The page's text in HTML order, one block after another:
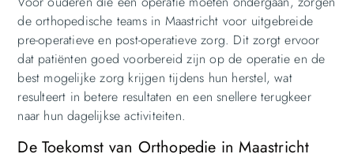
de orthopedische teams in Maastricht voor uitgebreide
pre-operatieve en post-operatieve zorg. Dit zorgt ervoor
dat patiënten goed voorbereid zijn op de operatie en de
best mogelijke zorg krijgen tijdens hun herstel, wat
resulteert in betere resultaten en een snellere terugkeer
naar hun dagelijkse activiteiten.
De Toekomst van Orthopedie in Maastricht